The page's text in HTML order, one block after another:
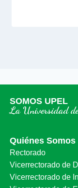
SOMOS UPEL
La Universidad
Quiénes Somos
Rectorado
Vicerrectorado de
Vicerrectorado de